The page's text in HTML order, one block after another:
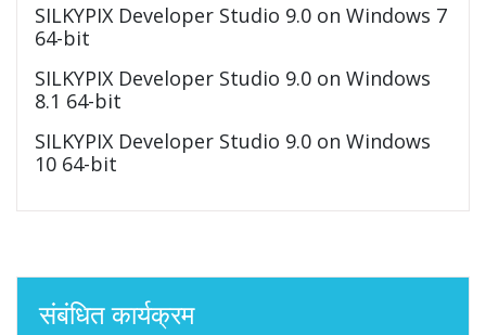
SILKYPIX Developer Studio 9.0 on Windows 7
64-bit
SILKYPIX Developer Studio 9.0 on Windows
8.1 64-bit
SILKYPIX Developer Studio 9.0 on Windows
10 64-bit
संबंधित कार्यक्रम